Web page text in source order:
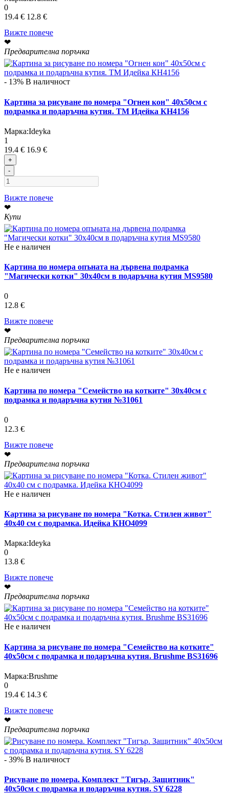
0
19.4 € 12.8 €
Вижте повече
❤
Предварителна поръчка
- 13% В наличност
Картина за рисуване по номера "Огнен кон" 40х50см с
подрамка и подаръчна кутия. TM Идейка КН4156
Марка:Ideyka
1
19.4 € 16.9 €
+
-
Вижте повече
❤
Купи
Не е наличен
Картина по номера опъната на дървена подрамка
"Магически котки" 30х40см в подаръчна кутия MS9580
0
12.8 €
Вижте повече
❤
Предварителна поръчка
Не е наличен
Картина по номера "Семейство на котките" 30х40см с
подрамка и подаръчна кутия №31061
0
12.3 €
Вижте повече
❤
Предварителна поръчка
Не е наличен
Картина за рисуване по номера "Котка. Стилен живот"
40х40 см с подрамка. Идейка КНО4099
Марка:Ideyka
0
13.8 €
Вижте повече
❤
Предварителна поръчка
Не е наличен
Картина за рисуване по номера "Семейство на котките"
40х50см с подрамка и подаръчна кутия. Brushme BS31696
Марка:Brushme
0
19.4 € 14.3 €
Вижте повече
❤
Предварителна поръчка
- 39% В наличност
Рисуване по номера. Комплект "Тигър. Защитник"
40х50см с подрамка и подаръчна кутия. SY 6228